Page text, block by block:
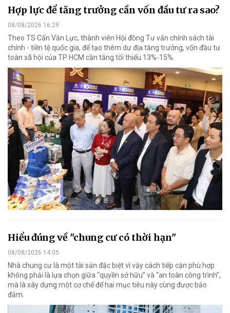
Hợp lực để tăng trưởng cần vốn đầu tư ra sao?
08/08/2026 16:29
Theo TS Cấn Văn Lực, thành viên Hội đồng Tư vấn chính sách tài
chính - tiền tệ quốc gia, để tạo thêm dư địa tăng trưởng, vốn đầu tư
toàn xã hội của TP HCM cần tăng tối thiểu 13%-15%.
Hiểu đúng về "chung cư có thời hạn"
08/08/2026 14:05
Nhà chung cư là một tài sản đặc biệt vì vậy cách tiếp cận phù hợp
không phải là lựa chọn giữa “quyền sở hữu” và “an toàn công trình”,
mà là xây dựng một cơ chế để hai mục tiêu này cùng được bảo
đảm.